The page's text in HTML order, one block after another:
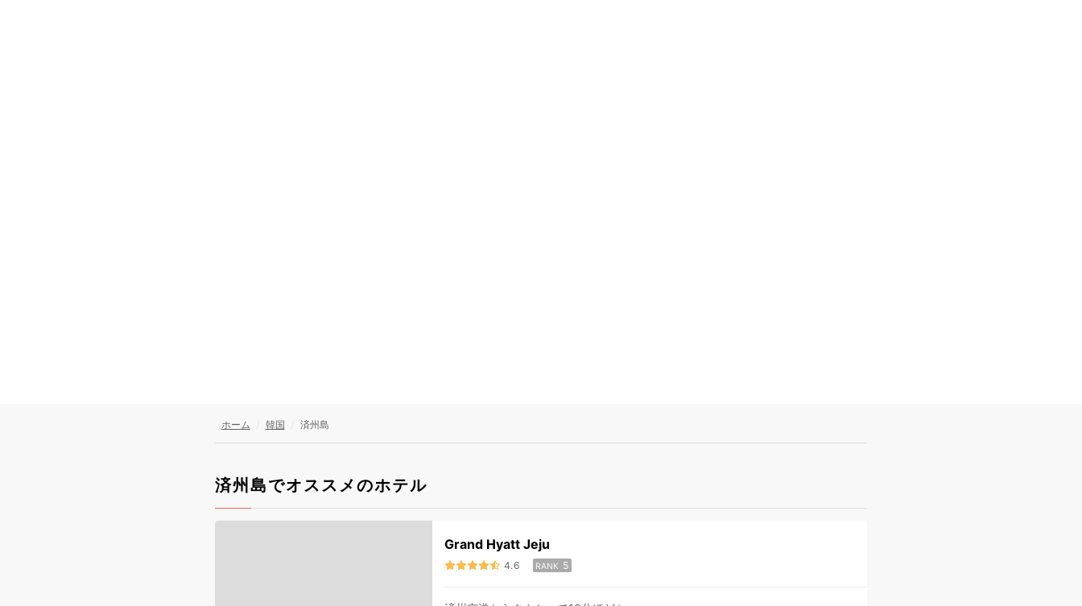
ホーム 韓国 済州島
済州島でオススメのホテル
Grand Hyatt Jeju
4.6 RANK 5